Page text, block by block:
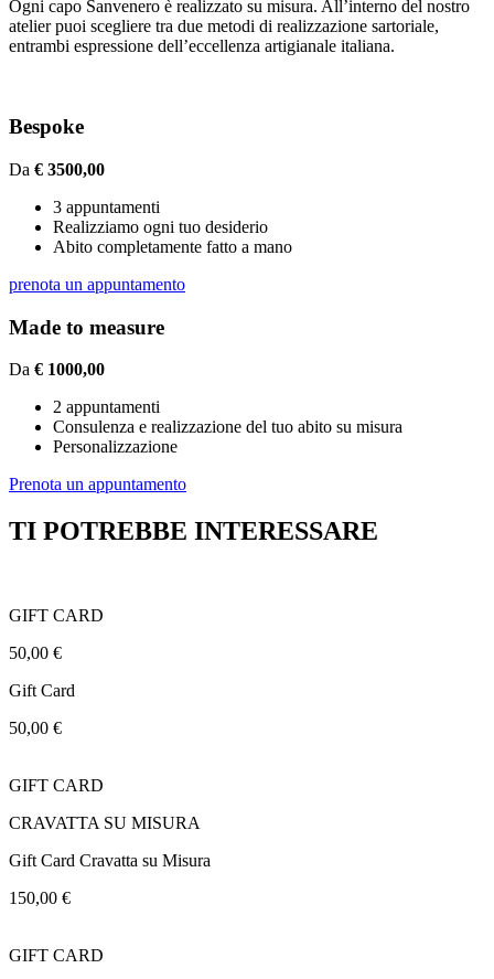
Ogni capo Sanvenero è realizzato su misura. All’interno del nostro
atelier puoi scegliere tra due metodi di realizzazione sartoriale,
entrambi espressione dell’eccellenza artigianale italiana.
Bespoke
Da € 3500,00
3 appuntamenti
Realizziamo ogni tuo desiderio
Abito completamente fatto a mano
prenota un appuntamento
Made to measure
Da € 1000,00
2 appuntamenti
Consulenza e realizzazione del tuo abito su misura
Personalizzazione
Prenota un appuntamento
TI POTREBBE INTERESSARE
GIFT CARD
50,00 €
Gift Card
50,00 €
GIFT CARD
CRAVATTA SU MISURA
Gift Card Cravatta su Misura
150,00 €
GIFT CARD